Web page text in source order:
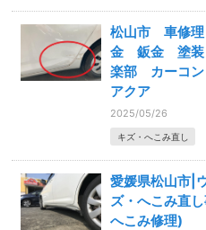
松山市 車修
金 鈑金 塗装
楽部 カーコ
アクア
2025/05/26
キズ・へこみ直し
愛媛県松山市|
ズ・へこみ直
へこみ修理)